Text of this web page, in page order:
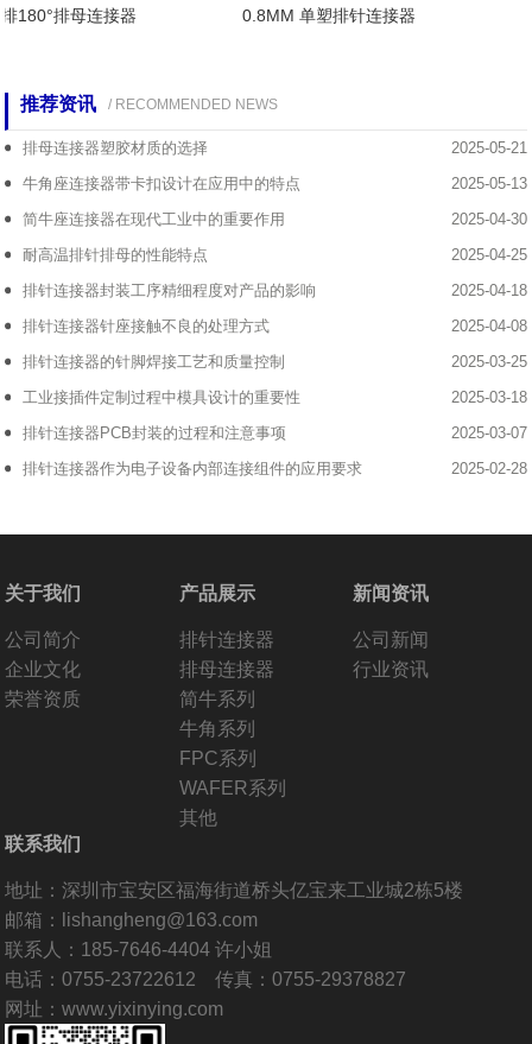
180°排母连接器 0.8MM 单塑排针连接器
推荐资讯 / RECOMMENDED NEWS
2025-05-21
排母连接器塑胶材质的选择
2025-05-13
牛角座连接器带卡扣设计在应用中的特点
2025-04-30
简牛座连接器在现代工业中的重要作用
2025-04-25
耐高温排针排母的性能特点
2025-04-18
排针连接器封装工序精细程度对产品的影响
2025-04-08
排针连接器针座接触不良的处理方式
2025-03-25
排针连接器的针脚焊接工艺和质量控制
2025-03-18
工业接插件定制过程中模具设计的重要性
2025-03-07
排针连接器PCB封装的过程和注意事项
2025-02-28
排针连接器作为电子设备内部连接组件的应用要求
关于我们
公司简介
企业文化
荣誉资质
产品展示
排针连接器
排母连接器
简牛系列
牛角系列
FPC系列
WAFER系列
其他
新闻资讯
公司新闻
行业资讯
联系我们
地址：深圳市宝安区福海街道桥头亿宝来工业城2栋5楼
邮箱：lishangheng@163.com
联系人：185-7646-4404 许小姐
电话：0755-23722612 传真：0755-29378827
网址：www.yixinying.com